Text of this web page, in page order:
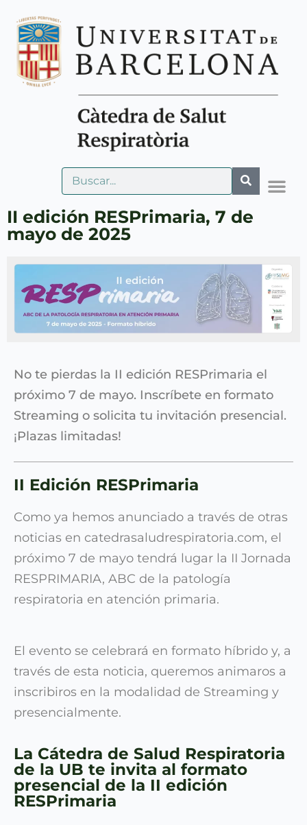
II edición RESPrimaria, 7 de
mayo de 2025
No te pierdas la II edición RESPrimaria el
próximo 7 de mayo. Inscríbete en formato
Streaming o solicita tu invitación presencial.
¡Plazas limitadas!
II Edición RESPrimaria
Como ya hemos anunciado a través de otras
noticias en catedrasaludrespiratoria.com, el
próximo 7 de mayo tendrá lugar la II Jornada
RESPRIMARIA, ABC de la patología
respiratoria en atención primaria.
El evento se celebrará en formato híbrido y, a
través de esta noticia, queremos animaros a
inscribiros en la modalidad de Streaming y
presencialmente.
La Cátedra de Salud Respiratoria
de la UB te invita al formato
presencial de la II edición
RESPrimaria